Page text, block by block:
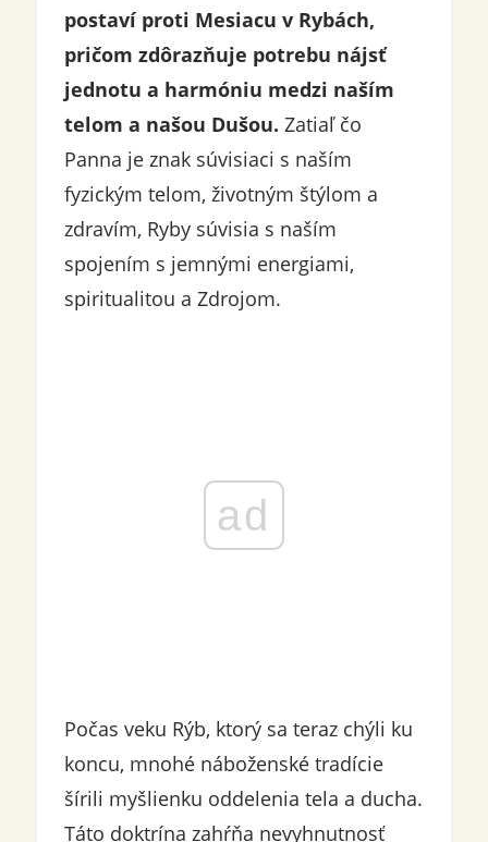
postaví proti Mesiacu v Rybách,
pričom zdôrazňuje potrebu nájsť
jednotu a harmóniu medzi naším
telom a našou Dušou. Zatiaľ čo
Panna je znak súvisiaci s naším
fyzickým telom, životným štýlom a
zdravím, Ryby súvisia s naším
spojením s jemnými energiami,
spiritualitou a Zdrojom.
ad
Počas veku Rýb, ktorý sa teraz chýli ku
koncu, mnohé náboženské tradície
šírili myšlienku oddelenia tela a ducha.
Táto doktrína zahŕňa nevyhnutnosť